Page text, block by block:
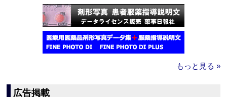
もっと見る »
広告掲載